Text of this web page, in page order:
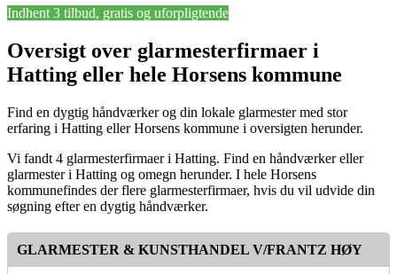
Indhent 3 tilbud, gratis og uforpligtende
Oversigt over glarmesterfirmaer i
Hatting eller hele Horsens kommune
Find en dygtig håndværker og din lokale glarmester med stor
erfaring i Hatting eller Horsens kommune i oversigten herunder.
Vi fandt 4 glarmesterfirmaer i Hatting. Find en håndværker eller
glarmester i Hatting og omegn herunder. I hele Horsens
kommunefindes der flere glarmesterfirmaer, hvis du vil udvide din
søgning efter en dygtig håndværker.
GLARMESTER & KUNSTHANDEL V/FRANTZ HØY